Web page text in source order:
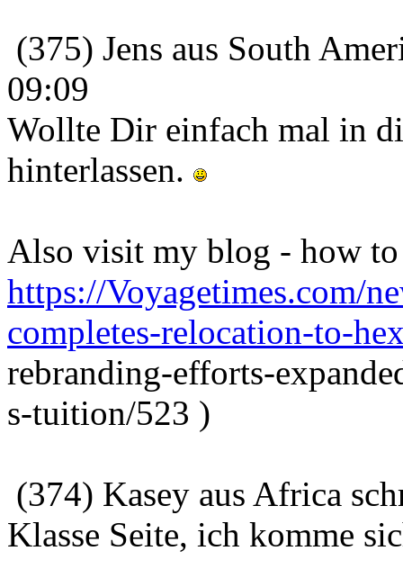
(375) Jens aus South
09:09
Wollte Dir einfach mal in
hinterlassen.
Also visit my blog - how
https://Voyagetimes.com/
completes-relocation-to-
rebranding-efforts-
s-tuition/523 )
(374) Kasey aus Africa
Klasse Seite, ich komme